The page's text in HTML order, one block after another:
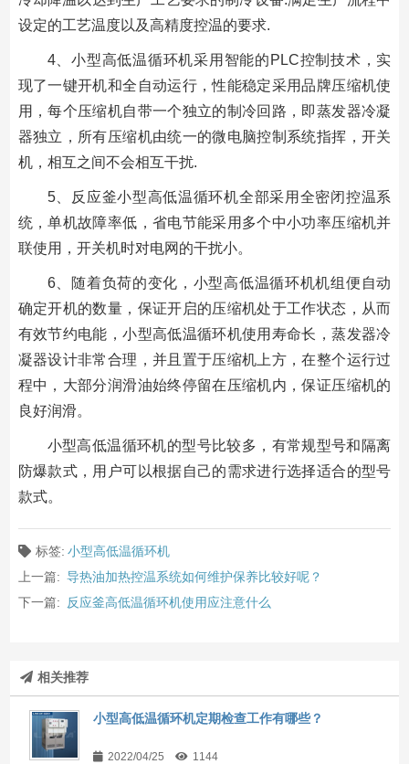
设定的工艺温度以及高精度控温的要求.
4、小型高低温循环机采用智能的PLC控制技术，实
现了一键开机和全自动运行，性能稳定采用品牌压缩机使
用，每个压缩机自带一个独立的制冷回路，即蒸发器冷凝
器独立，所有压缩机由统一的微电脑控制系统指挥，开关
机，相互之间不会相互干扰.
5、反应釜小型高低温循环机全部采用全密闭控温系
统，单机故障率低，省电节能采用多个中小功率压缩机并
联使用，开关机时对电网的干扰小。
6、随着负荷的变化，小型高低温循环机机组便自动
确定开机的数量，保证开启的压缩机处于工作状态，从而
有效节约电能，小型高低温循环机使用寿命长，蒸发器冷
凝器设计非常合理，并且置于压缩机上方，在整个运行过
程中，大部分润滑油始终停留在压缩机内，保证压缩机的
良好润滑。
小型高低温循环机的型号比较多，有常规型号和隔离
防爆款式，用户可以根据自己的需求进行选择适合的型号
款式。
标签: 小型高低温循环机
上一篇: 导热油加热控温系统如何维护保养比较好呢？
下一篇:
反应釜高低温循环机使用应注意什么
相关推荐
小型高低温循环机定期检查工作有哪些？
2022/04/25 1144